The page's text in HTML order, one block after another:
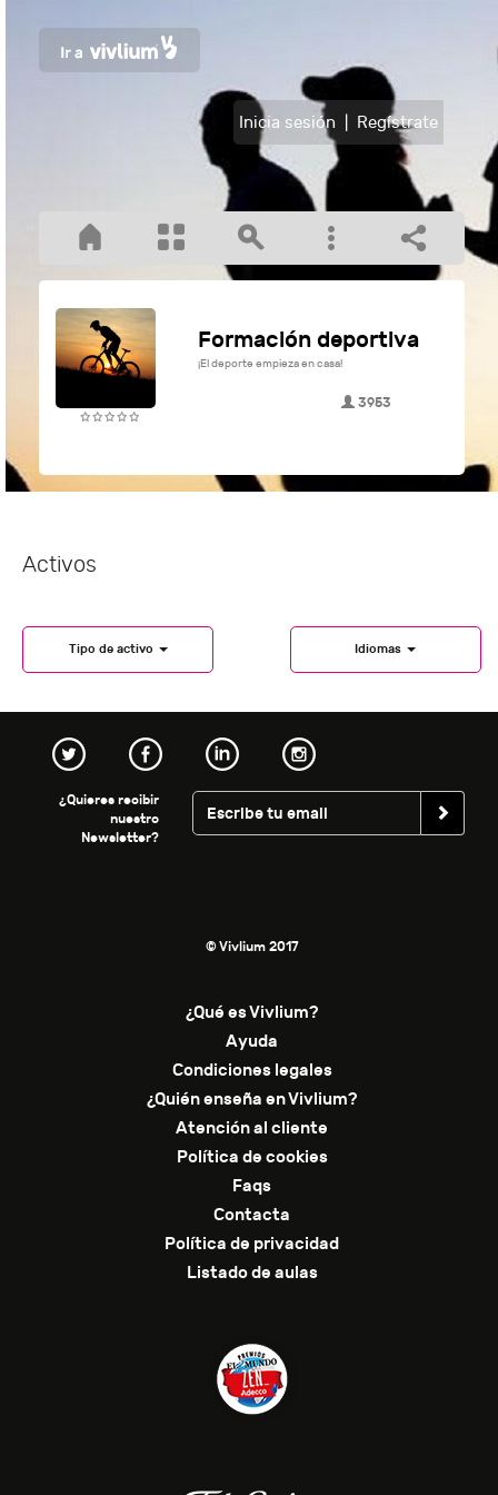
Inicia sesión Regístrate
Formación deportiva
¡El deporte empieza en casa!
3953
Activos
Tipo de activo Idiomas
¿Quieres recibir
nuestro
Newsletter?
© Vivlium 2017
¿Qué es Vivlium?
Ayuda
Condiciones legales
¿Quién enseña en Vivlium?
Atención al cliente
Política de cookies
Faqs
Contacta
Política de privacidad
Listado de aulas